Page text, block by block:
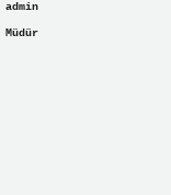
admin
Müdür